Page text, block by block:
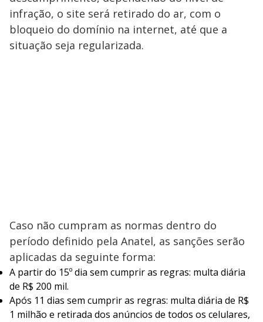
infração, o site será retirado do ar, com o
bloqueio do domínio na internet, até que a
situação seja regularizada.
Caso não cumpram as normas dentro do
período definido pela Anatel, as sanções serão
aplicadas da seguinte forma:
A partir do 15º dia sem cumprir as regras: multa diária
de R$ 200 mil.
Após 11 dias sem cumprir as regras: multa diária de R$
1 milhão e retirada dos anúncios de todos os celulares,